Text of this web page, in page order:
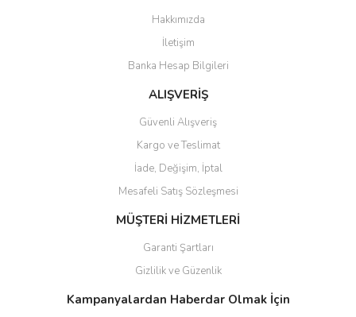
Ürün fiyatı diğer sitelerden daha pahalı.
Bu ürüne benzer farklı alternatifler olmalı.
Gönder
Hakkımızda
İletişim
Banka Hesap Bilgileri
ALIŞVERİŞ
Güvenli Alışveriş
Kargo ve Teslimat
İade, Değişim, İptal
Mesafeli Satış Sözleşmesi
MÜŞTERİ HİZMETLERİ
Garanti Şartları
Gizlilik ve Güzenlik
Kampanyalardan Haberdar Olmak İçin